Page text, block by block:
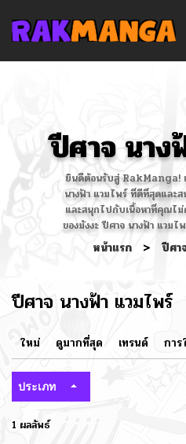
ปีศาจ นาง
ยินดีต้อนรับสู่ RakManga!
นางฟ้า แวมไพร์ ที่ดีที่สุดและ
และสนุกไปกับเนื้อหาที่คุณไม่
ของมังงะ ปีศาจ นางฟ้า แว
หน้าแรก > ปีศา
ปีศาจ นางฟ้า แวมไพร์
ใหม่ ดูมากที่สุด เทรนด์ การ
ประเภท
1 ผลลัพธ์